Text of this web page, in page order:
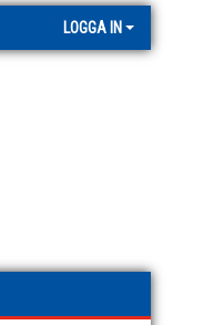
LOGGA IN